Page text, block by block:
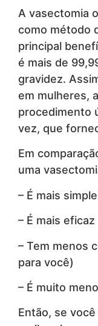
A vasectomia
como método
principal
é mais de
gravidez.
em mulheres,
procedimento
vez, que
Em
uma
– É mais
– É mais eficaz
– Tem menos
para você)
– É muito
Então, se